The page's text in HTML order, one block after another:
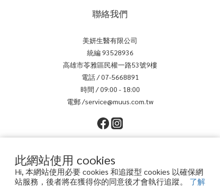
此網站使用 cookies
Hi, 本網站使用必要 cookies 和追蹤型 cookies 以確保網
站服務，後者將在獲得你的同意後才會執行追蹤。 了解
聯絡我們
美妍生醫有限公司
統編 93528936
高雄市苓雅區民權一路53號9樓
電話 / 07-5668891
時間 / 09:00 - 18:00
電郵 /service@muus.com.tw